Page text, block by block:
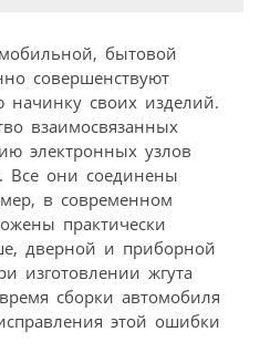
бытовой
совершенствуют
начинку своих изделий.
взаимосвязанных
электронных узлов
Все они соединены
в современном
практически
дверной и приборной
изготовлении жгута
сборки автомобиля
этой ошибки